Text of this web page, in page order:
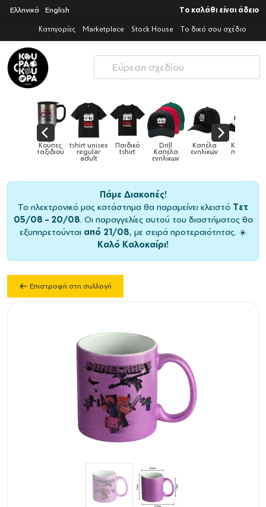
Ελληνικά English Το καλάθι είναι άδειο
Κατηγορίες Marketplace Stock House Το δικό σου σχέδιο
tshirt unisex
regular
Παιδικό
tshirt
Drill
Καπέλα
ενηλίκων
Καπέλα
ενηλίκων
Καπέλα
παιδικά Κούπες
Πάμε Διακοπές!
Το ηλεκτρονικό μας κατάστημα θα παραμείνει κλειστό Τετ
05/08 – 20/08. Οι παραγγελίες αυτού του διαστήματος θα
εξυπηρετούνται από 21/08, με σειρά προτεραιότητας. ☀️
Καλό Καλοκαίρι!
Επιστροφή στη συλλογή